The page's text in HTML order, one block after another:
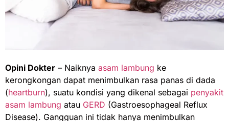
Opini Dokter – Naiknya asam lambung ke
kerongkongan dapat menimbulkan rasa panas di dada
(heartburn), suatu kondisi yang dikenal sebagai penyakit
asam lambung atau GERD (Gastroesophageal Reflux
Disease). Gangguan ini tidak hanya menimbulkan